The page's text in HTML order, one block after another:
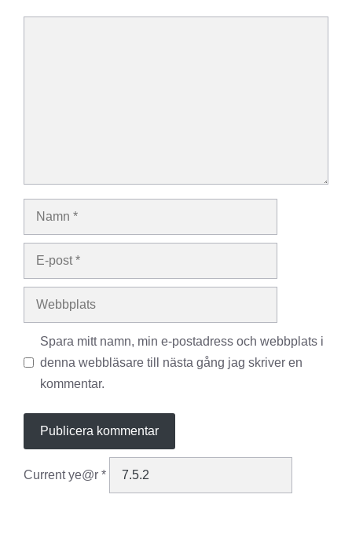
Namn
Webbplats
Spara mitt namn, min e-postadress och webbplats i
denna webbläsare till nästa gång jag skriver en
kommentar.
Current ye@r *